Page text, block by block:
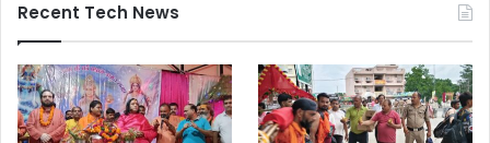
Recent Tech News